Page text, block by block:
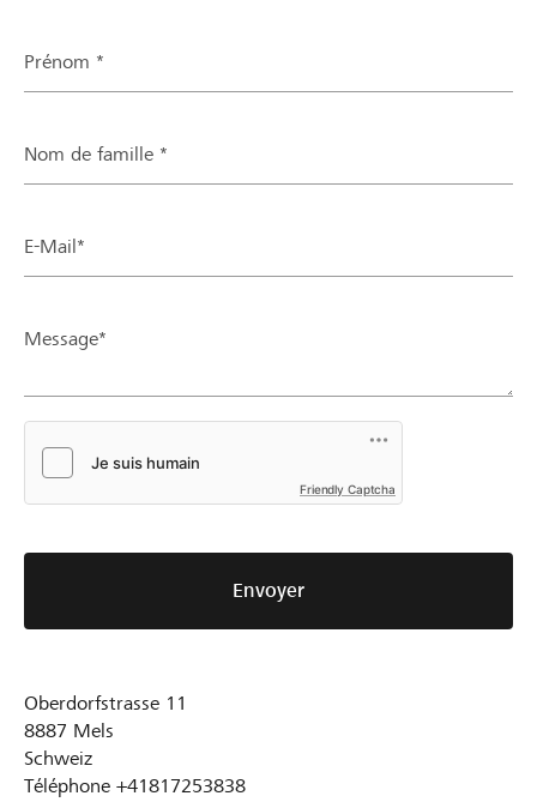
Prénom *
Nom de famille *
E-Mail*
Message*
Friendly Captcha
Envoyer
Oberdorfstrasse 11
8887 Mels
Schweiz
Téléphone +41817253838